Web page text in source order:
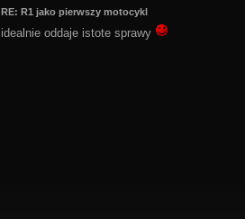
RE: R1 jako pierwszy motocykl
idealnie oddaje istote sprawy